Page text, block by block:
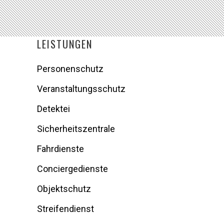
LEISTUNGEN
Personenschutz
Veranstaltungsschutz
Detektei
Sicherheitszentrale
Fahrdienste
Conciergedienste
Objektschutz
Streifendienst